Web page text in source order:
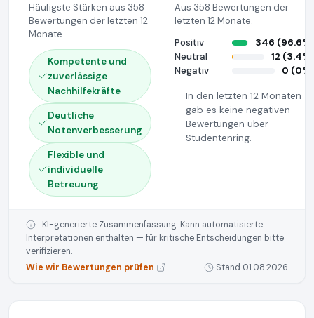
Häufigste Stärken aus 358
Bewertungen der letzten 12
Monate.
Kompetente und
zuverlässige
Nachhilfekräfte
Deutliche
Notenverbesserung
Flexible und
individuelle
Betreuung
Aus 358 Bewertungen der
letzten 12 Monate.
Positiv
346 (96.6%)
Neutral
12 (3.4%)
Negativ
0 (0%)
In den letzten 12 Monaten
gab es keine negativen
Bewertungen über
Studentenring.
KI-generierte Zusammenfassung. Kann automatisierte
Interpretationen enthalten — für kritische Entscheidungen bitte
verifizieren.
Wie wir Bewertungen prüfen
Stand 01.08.2026